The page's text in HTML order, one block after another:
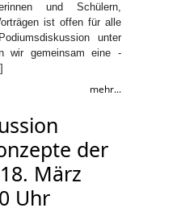
und Schülern,
ist offen für alle
unter
wir gemeinsam eine
mehr...
der
März
Uhr